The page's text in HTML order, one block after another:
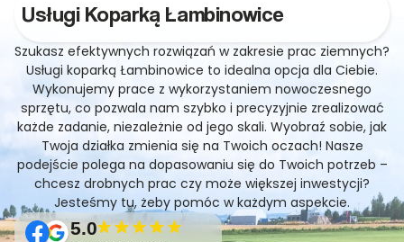
Usługi Koparką Łambinowice
Szukasz efektywnych rozwiązań w zakresie prac ziemnych?
Usługi koparką Łambinowice to idealna opcja dla Ciebie.
Wykonujemy prace z wykorzystaniem nowoczesnego
sprzętu, co pozwala nam szybko i precyzyjnie zrealizować
każde zadanie, niezależnie od jego skali. Wyobraź sobie, jak
Twoja działka zmienia się na Twoich oczach! Nasze
podejście polega na dopasowaniu się do Twoich potrzeb –
chcesz drobnych prac czy może większej inwestycji?
Jesteśmy tu, żeby pomóc w każdym aspekcie.
5.0